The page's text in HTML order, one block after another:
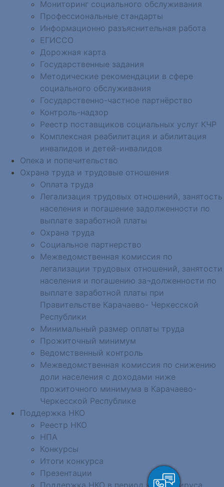
Мониторинг социального обслуживания
Профессиональные стандарты
Информационно разъяснительная работа
ЕГИССО
Дорожная карта
Государственные задания
Методические рекомендации в сфере
социального обслуживания
Государственно-частное партнёрство
Контроль-надзор
Реестр поставщиков социальных услуг КЧР
Комплексная реабилитация и абилитация
инвалидов и детей-инвалидов
Опека и попечительство
Охрана труда и трудовые отношения
Оплата труда
Легализация трудовых отношений, занятость
населения и погашение задолженности по
выплате заработной платы
Охрана труда
Социальное партнерство
Межведомственная комиссия по
легализации трудовых отношений, занятости
населения и погашению за¬долженности по
выплате заработной платы при
Правительстве Карачаево- Черкесской
Республики
Минимальный размер оплаты труда
Прожиточный минимум
Ведомственный контроль
Межведомственная комиссия по снижению
доли населения с доходами ниже
прожиточного минимума в Карачаево-
Черкесской Республике
Поддержка НКО
Реестр НКО
НПА
Конкурсы
Итоги конкурса
Презентации
Поддержка НКО в период коронавируса